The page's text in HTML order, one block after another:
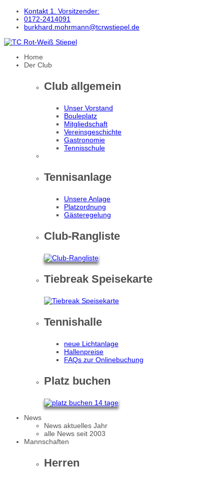
Kontakt 1. Vorsitzender:
0172-2414091
burkhard.mohrmann@tcrwstiepel.de
Home
Der Club
Club allgemein
Unser Vorstand
Bouleplatz
Mitgliedschaft
Vereinsgeschichte
Gastronomie
Tennisschule
Tennisanlage
Unsere Anlage
Platzordnung
Gästeregelung
Club-Rangliste
Tiebreak Speisekarte
Tennishalle
neue Lichtanlage
Hallenpreise
FAQs zur Onlinebuchung
Platz buchen
News
News aktuelles Jahr
alle News seit 2003
Mannschaften
Herren